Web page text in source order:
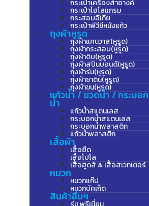
กระเป๋าเครื่องสำอางค์
กระเป๋าโฮโลแกรม
กระสอบอีเกีย
กระเป๋าพีวีซีหนังแก้ว
ถุงผ้าหูรูด
ถุงผ้าแคนวาส(หูรูด)
ถุงผ้ากระสอบ(หูรูด)
ถุงผ้าดิบ(หูรูด)
ถุงผ้าสปันบอนด์(หูรูด)
ถุงผ้าร่ม(หูรูด)
ถุงผ้าซาติน(หูรูด)
ถุงผ้าขน(หูรูด)
แก้วน้ำ / ขวดน้ำ / กระบอก
น้ำ
แก้วน้ำสแตนเลส
กระบอกน้ำสแตนเลส
กระบอกน้ำพลาสติก
แก้วน้ำพลาสติก
เสื้อผ้า
เสื้อยืด
เสื้อโปโล
เสื้อฮูดส์ & เสื้อสเวทเตอร์
หมวก
หมวกแก๊ป
หมวกบัคเก็ต
สินค้าอื่นๆ